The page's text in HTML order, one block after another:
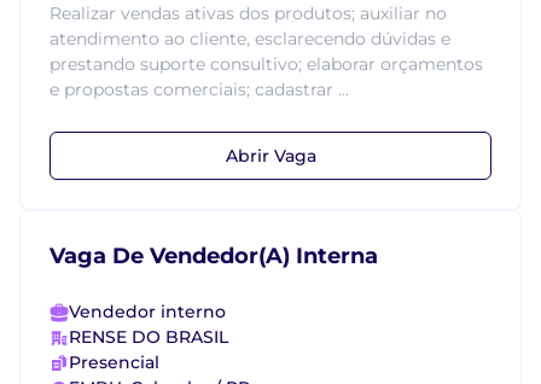
Realizar vendas ativas dos produtos; auxiliar no
atendimento ao cliente, esclarecendo dúvidas e
prestando suporte consultivo; elaborar orçamentos
e propostas comerciais; cadastrar ...
Abrir Vaga
Vaga De Vendedor(A) Interna
Vendedor interno
RENSE DO BRASIL
Presencial